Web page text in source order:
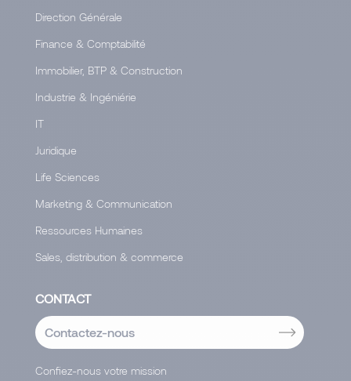
Direction Générale
Finance & Comptabilité
Immobilier, BTP & Construction
Industrie & Ingéniérie
IT
Juridique
Life Sciences
Marketing & Communication
Ressources Humaines
Sales, distribution & commerce
CONTACT
Contactez-nous
Confiez-nous votre mission